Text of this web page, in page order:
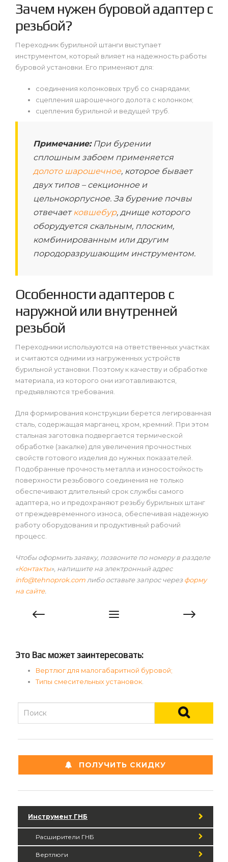
Зачем нужен буровой адаптер с
резьбой?
Переходник бурильной штанги выступает
инструментом, который влияет на надежность работы
буровой установки. Его применяют для:
соединения колонковых труб со снарядами;
сцепления шарошечного долота с колонком;
сцепления бурильной и ведущей труб.
Примечание:При бурении
сплошным забоем применяется
долото шарошечное, которое бывает
двух типов – секционное и
цельнокорпусное. За бурение почвы
отвечаетковшебур, днище которого
оборудуется скальным, плоским,
комбинированным или другим
породоразрушающим инструментом.
Особенности адаптеров с
наружной или внутренней
резьбой
Переходники используются на ответственных участках
и считаются одними из нагруженных устройств
бурильной установки. Поэтому к качеству и обработке
материала, из которого они изготавливаются,
предъявляются требования.
Для формирования конструкции берется легированная
сталь, содержащая марганец, хром, кремний. При этом
стальная заготовка подвергается термической
обработке (закалке) для увеличения прочностных
свойств готового изделия до нужных показателей.
Подобранные прочность металла и износостойкость
поверхности резьбового соединения не только
обеспечивают длительный срок службы самого
адаптера, но и предохраняют резьбу бурильных штанг
от преждевременного износа, обеспечивая надежную
работу оборудования и продуктивный рабочий
процесс.
Чтобы оформить заявку, позвоните по номеру в разделе
«Контакты», напишите на электронный адрес
info@tehnoprok.comлибо оставьте запрос черезформу
на сайте.
Это Вас может заинтересовать:
Вертлюг для малогабаритной буровой;
Типы смесительных установок.
ПОЛУЧИТЬ СКИДКУ
Инструмент ГНБ
Расширители ГНБ
Вертлюги